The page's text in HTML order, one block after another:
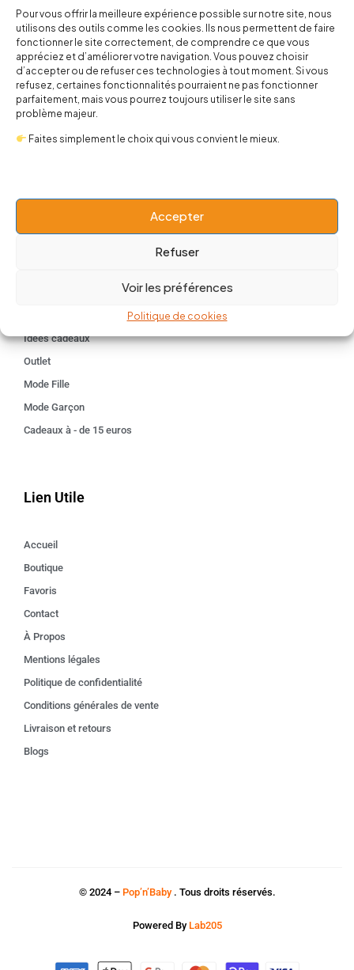
Pour vous offrir la meilleure expérience possible sur notre site, nous
utilisons des outils comme les cookies. Ils nous permettent de faire
fonctionner le site correctement, de comprendre ce que vous
appréciez et d’améliorer votre navigation. Vous pouvez choisir
d’accepter ou de refuser ces technologies à tout moment. Si vous
refusez, certaines fonctionnalités pourraient ne pas fonctionner
parfaitement, mais vous pourrez toujours utiliser le site sans
problème majeur.
Faites simplement le choix qui vous convient le mieux.
Accepter
Refuser
Voir les préférences
Politique de cookies
contact@popnbaby.com
+33 01 64 62 14 89
Follow us
Boutique
Idées cadeaux
Outlet
Mode Fille
Mode Garçon
Cadeaux à - de 15 euros
Lien Utile
Accueil
Boutique
Favoris
Contact
À Propos
Mentions légales
Politique de confidentialité
Conditions générales de vente
Livraison et retours
Blogs
© 2024 – Pop’n’Baby. Tous droits réservés.
Powered By Lab205